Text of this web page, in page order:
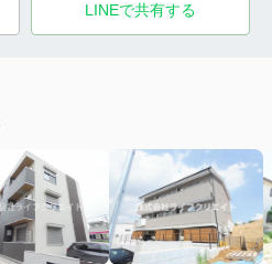
LINEで共有する